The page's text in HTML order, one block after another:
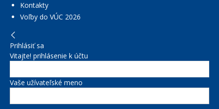
Kontakty
Voľby do VÚC 2026
Prihlásiť sa
Vitajte! prihlásenie k účtu
Vaše užívateľské meno